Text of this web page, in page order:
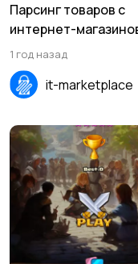
Парсинг товаров с
интернет-
сайтов в EXEL, XML,
SQL
1 год назад
it-marketplace